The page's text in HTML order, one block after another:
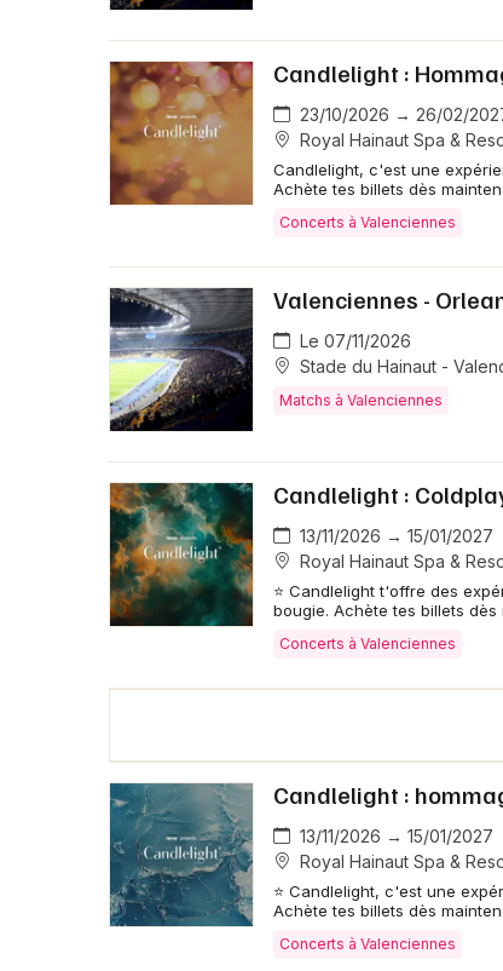
Candlelight :
23/10/2026 → 26/02/
Royal Hainaut Spa &
Candlelight, c'est une
Achète tes billets dès
Concerts à Valenciennes
Valenciennes -
Le 07/11/2026
Stade du Hainaut -
Matchs à Valenciennes
Candlelight :
13/11/2026 → 15/01/2027
Royal Hainaut Spa &
⭐ Candlelight t'offre des
bougie. Achète tes billets
Concerts à Valenciennes
Candlelight :
13/11/2026 → 15/01/2027
Royal Hainaut Spa &
⭐ Candlelight, c'est une
Achète tes billets dès
Concerts à Valenciennes